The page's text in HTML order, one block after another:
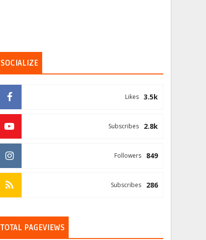
SOCIALIZE
3.5k
Likes
2.8k
Subscribes
849
Followers
286
Subscribes
TOTAL PAGEVIEWS